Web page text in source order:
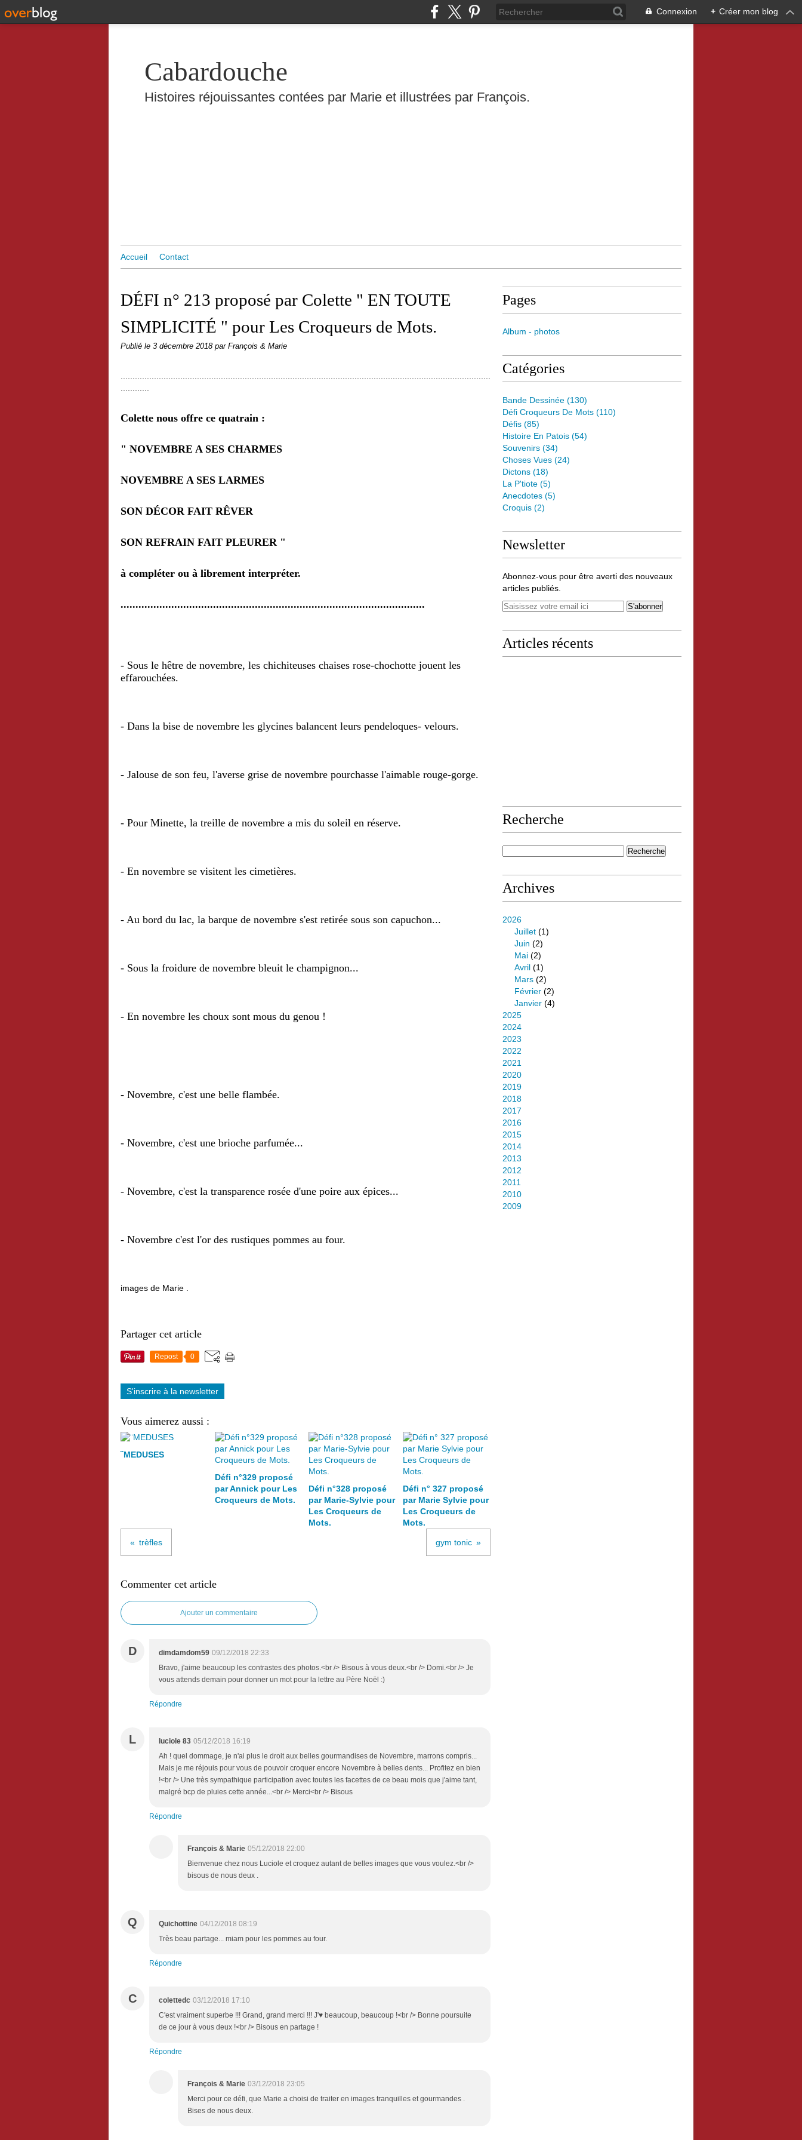
Connexion + Créer mon blog
Cabardouche
Histoires réjouissantes contées par Marie et illustrées par François.
Accueil Contact
DÉFI n° 213 proposé par Colette " EN TOUTE
SIMPLICITÉ " pour Les Croqueurs de Mots.
Publié le 3 décembre 2018 par François & Marie
Colette nous offre ce quatrain :
" NOVEMBRE A SES CHARMES
NOVEMBRE A SES LARMES
SON DÉCOR FAIT RÊVER
SON REFRAIN FAIT PLEURER "
à compléter ou à librement interpréter.
......................................................................................................
- Sous le hêtre de novembre, les chichiteuses chaises rose-chochotte jouent les
effarouchées.
- Dans la bise de novembre les glycines balancent leurs pendeloques- velours.
- Jalouse de son feu, l'averse grise de novembre pourchasse l'aimable rouge-gorge.
- Pour Minette, la treille de novembre a mis du soleil en réserve.
- En novembre se visitent les cimetières.
- Au bord du lac, la barque de novembre s'est retirée sous son capuchon...
- Sous la froidure de novembre bleuit le champignon...
- En novembre les choux sont mous du genou !
- Novembre, c'est une belle flambée.
- Novembre, c'est une brioche parfumée...
- Novembre, c'est la transparence rosée d'une poire aux épices...
- Novembre c'est l'or des rustiques pommes au four.
images de Marie .
Partager cet article
Repost 0
S'inscrire à la newsletter
Vous aimerez aussi :
¨MEDUSES
Défi n°329 proposé
par Annick pour Les
Croqueurs de Mots.
Défi n°328 proposé
par Marie-Sylvie pour
Les Croqueurs de
Mots.
Défi n° 327 proposé
par Marie Sylvie pour
Les Croqueurs de
Mots.
trèfles gym tonic
Commenter cet article
Ajouter un commentaire
D dimdamdom59 09/12/2018 22:33
Bravo, j'aime beaucoup les contrastes des photos.<br /> Bisous à vous deux.<br /> Domi.<br /> Je
vous attends demain pour donner un mot pour la lettre au Père Noël :)
Répondre
L luciole 83 05/12/2018 16:19
Ah ! quel dommage, je n'ai plus le droit aux belles gourmandises de Novembre, marrons compris...
Mais je me réjouis pour vous de pouvoir croquer encore Novembre à belles dents... Profitez en bien
!<br /> Une très sympathique participation avec toutes les facettes de ce beau mois que j'aime tant,
malgré bcp de pluies cette année...<br /> Merci<br /> Bisous
Répondre
François & Marie 05/12/2018 22:00
Bienvenue chez nous Luciole et croquez autant de belles images que vous voulez.<br />
bisous de nous deux .
Q Quichottine 04/12/2018 08:19
Très beau partage... miam pour les pommes au four.
Répondre
C colettedc 03/12/2018 17:10
C'est vraiment superbe !!! Grand, grand merci !!! J'♥ beaucoup, beaucoup !<br /> Bonne poursuite
de ce jour à vous deux !<br /> Bisous en partage !
Répondre
François & Marie 03/12/2018 23:05
Merci pour ce défi, que Marie a choisi de traiter en images tranquilles et gourmandes .
Bises de nous deux.
Pages
Album - photos
Catégories
Bande Dessinée (130)
Défi Croqueurs De Mots (110)
Défis (85)
Histoire En Patois (54)
Souvenirs (34)
Choses Vues (24)
Dictons (18)
La P'tiote (5)
Anecdotes (5)
Croquis (2)
Newsletter
Abonnez-vous pour être averti des nouveaux
articles publiés.
Articles récents
Recherche
Archives
2026
Juillet (1)
Juin (2)
Mai (2)
Avril (1)
Mars (2)
Février (2)
Janvier (4)
2025
2024
2023
2022
2021
2020
2019
2018
2017
2016
2015
2014
2013
2012
2011
2010
2009